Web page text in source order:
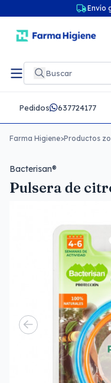
Envío
Pedidos 637724177
Farma Higiene>Productos
Bacterisan®
Pulsera de